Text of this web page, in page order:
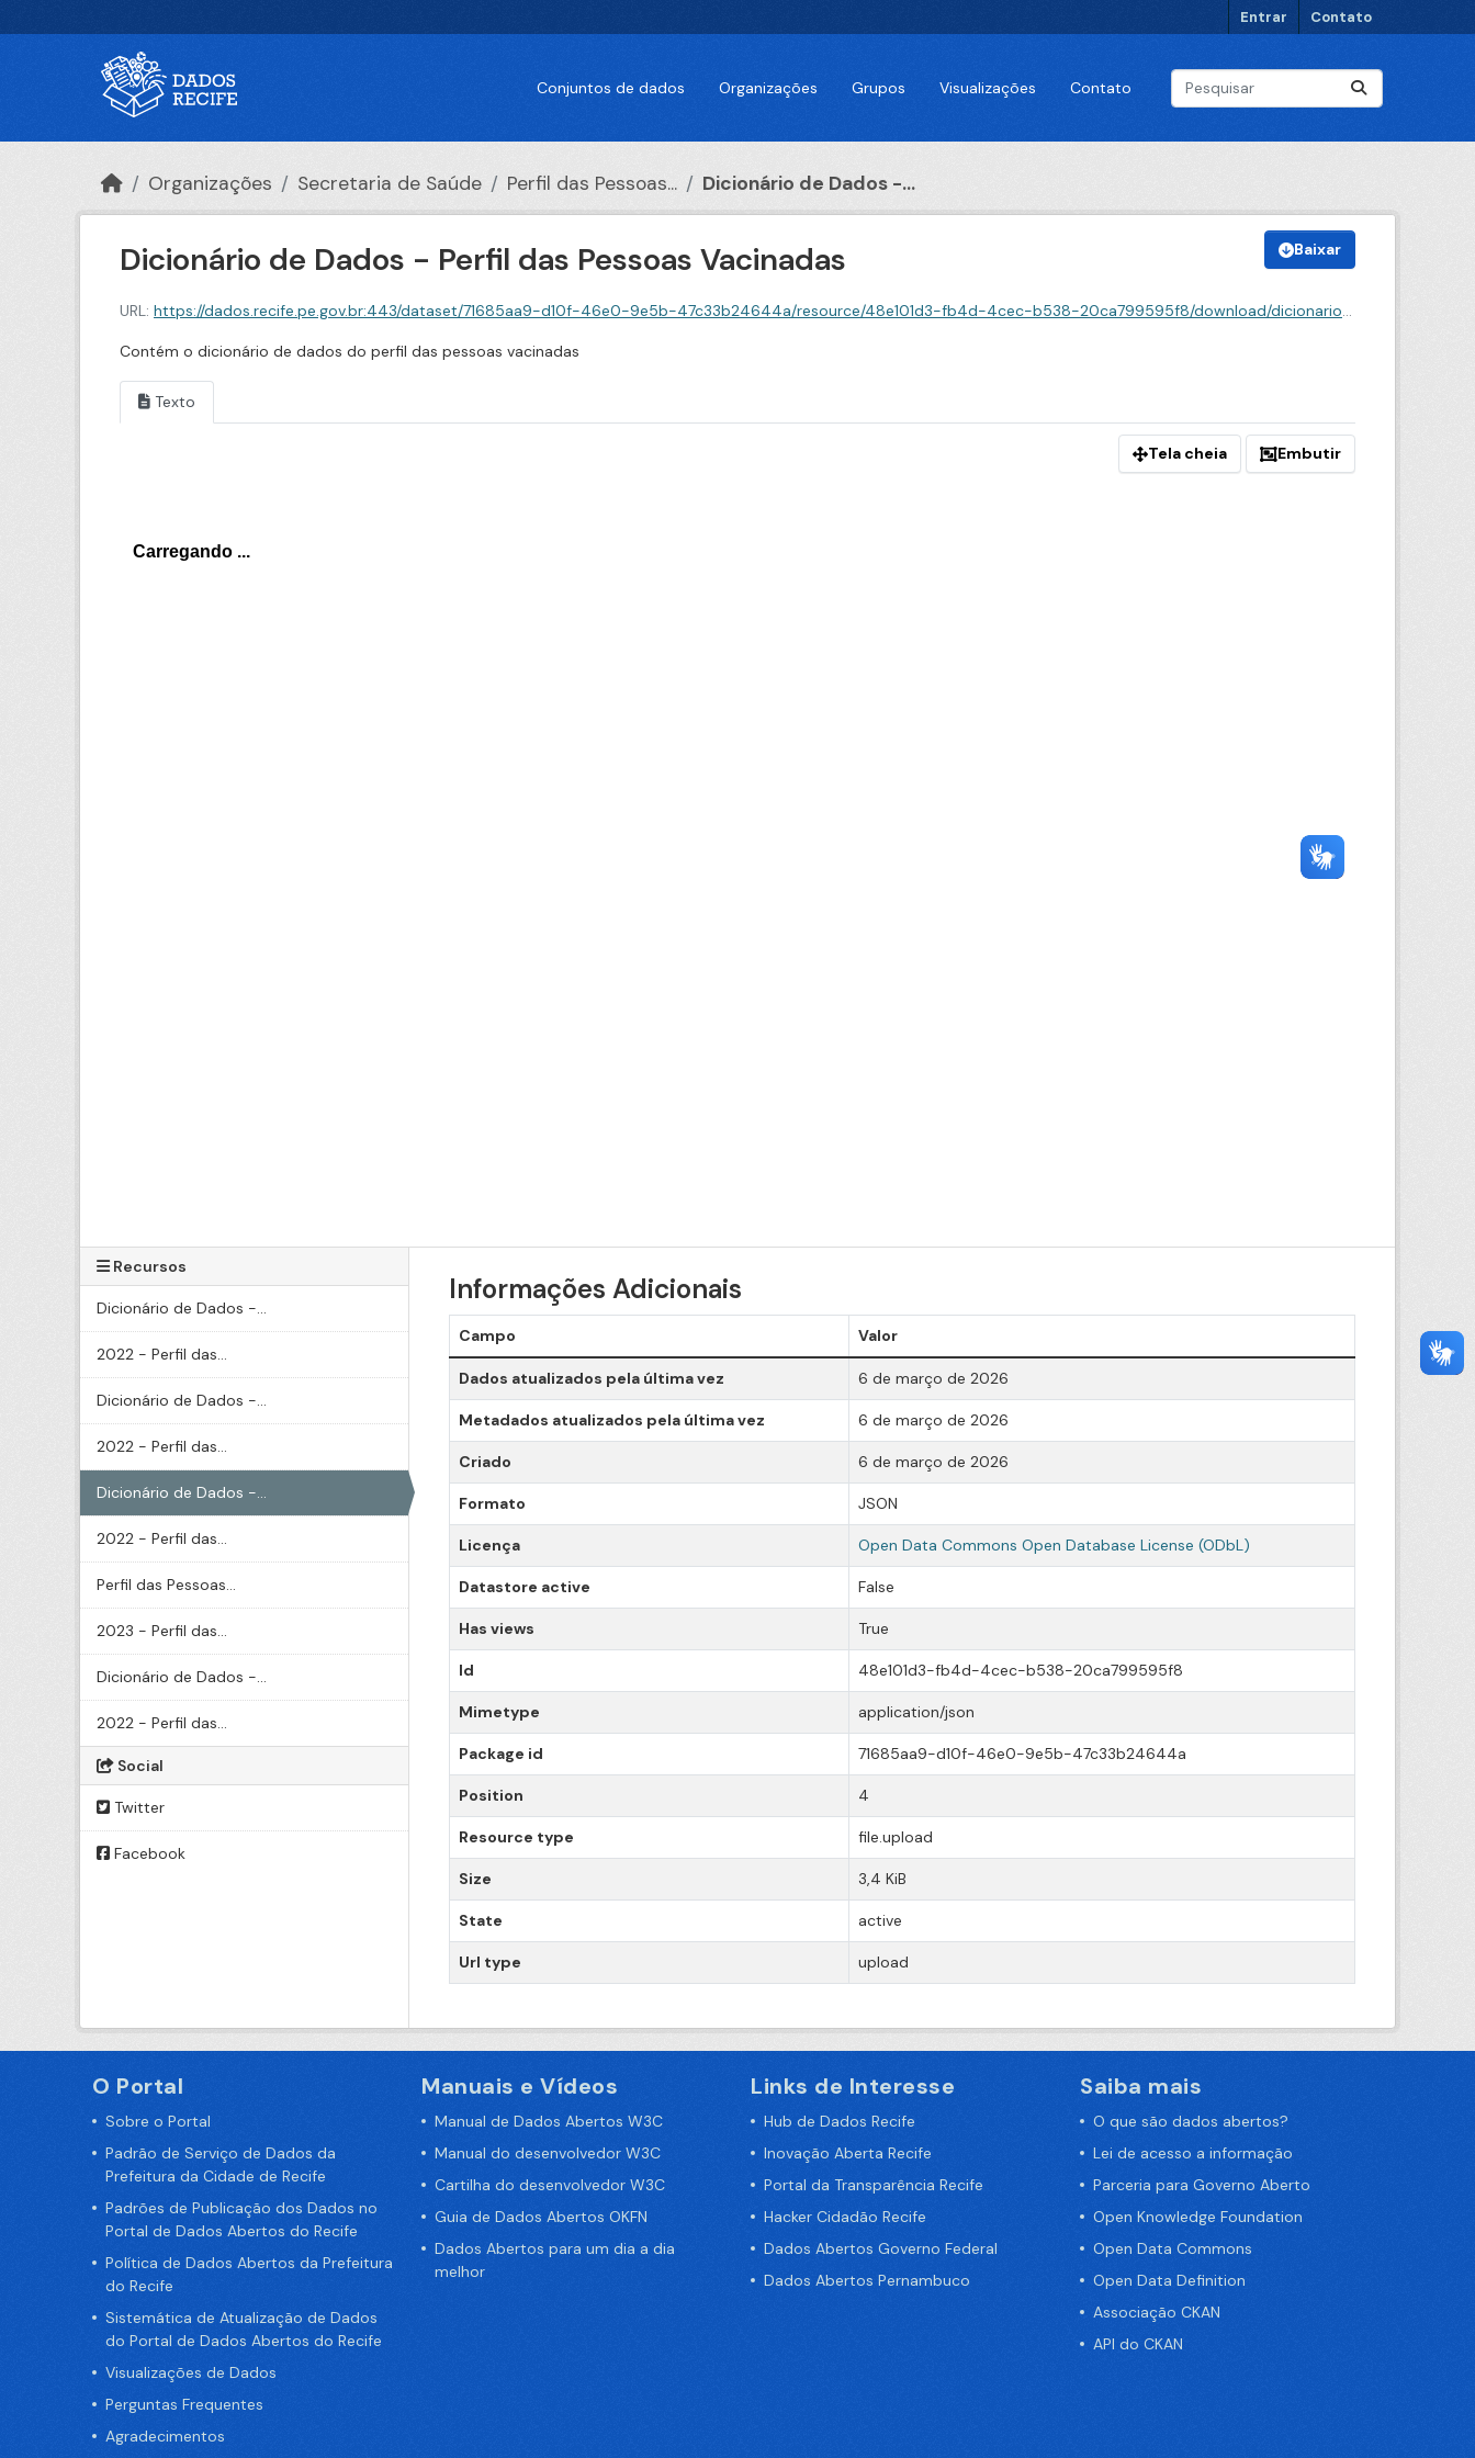
Entrar Contato
Conjuntos de dados Organizações Grupos Visualizações Contato
Organizações Secretaria de Saúde Perfil das Pessoas... Dicionário de Dados -...
Baixar
Dicionário de Dados - Perfil das Pessoas Vacinadas
URL: https://dados.recife.pe.gov.br:443/dataset/71685aa9-d10f-46e0-9e5b-47c33b24644a/resource/48e101d3-fb4d-4cec-b538-20ca799595f8/download/dicionario-de-dados-perfil-das-pessoas-vacinadas.json
Contém o dicionário de dados do perfil das pessoas vacinadas
Texto
Tela cheia Embutir
Recursos
Dicionário de Dados -...
2022 - Perfil das...
Dicionário de Dados -...
2022 - Perfil das...
Dicionário de Dados -...
2022 - Perfil das...
Perfil das Pessoas...
2023 - Perfil das...
Dicionário de Dados -...
2022 - Perfil das...
Social
Twitter
Facebook
Informações Adicionais
Campo Valor
Dados atualizados pela última vez 6 de março de 2026
Metadados atualizados pela última vez 6 de março de 2026
Criado 6 de março de 2026
Formato JSON
Licença Open Data Commons Open Database License (ODbL)
Datastore active False
Has views True
Id 48e101d3-fb4d-4cec-b538-20ca799595f8
Mimetype application/json
Package id 71685aa9-d10f-46e0-9e5b-47c33b24644a
Position 4
Resource type file.upload
Size 3,4 KiB
State active
Url type upload
O Portal
Sobre o Portal
Padrão de Serviço de Dados da
Prefeitura da Cidade de Recife
Padrões de Publicação dos Dados no
Portal de Dados Abertos do Recife
Política de Dados Abertos da Prefeitura
do Recife
Sistemática de Atualização de Dados
do Portal de Dados Abertos do Recife
Visualizações de Dados
Perguntas Frequentes
Agradecimentos
Manuais e Vídeos
Manual de Dados Abertos W3C
Manual do desenvolvedor W3C
Cartilha do desenvolvedor W3C
Guia de Dados Abertos OKFN
Dados Abertos para um dia a dia
melhor
Links de Interesse
Hub de Dados Recife
Inovação Aberta Recife
Portal da Transparência Recife
Hacker Cidadão Recife
Dados Abertos Governo Federal
Dados Abertos Pernambuco
Saiba mais
O que são dados abertos?
Lei de acesso a informação
Parceria para Governo Aberto
Open Knowledge Foundation
Open Data Commons
Open Data Definition
Associação CKAN
API do CKAN